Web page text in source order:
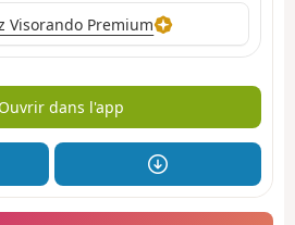
Visorando Premium
Ouvrir dans l'app